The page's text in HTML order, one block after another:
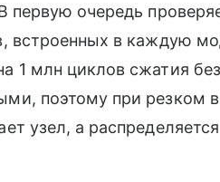
первую очередь
встроенных в каждую
1 млн циклов сжатия
поэтому при резком
узел, а